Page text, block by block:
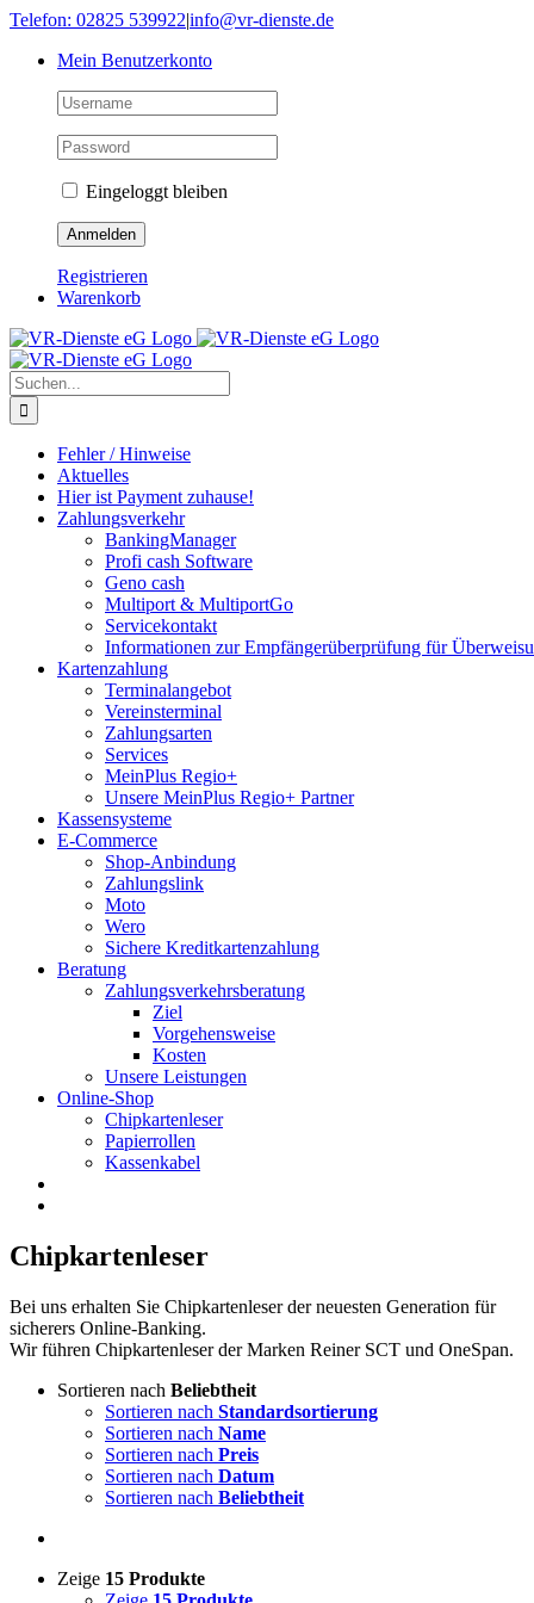
Skip
content
Telefon: 02825 539922|info@vr-dienste.de
Mein Benutzerkonto
Eingeloggt bleiben
Registrieren
Warenkorb
Suche
nach:
Fehler / Hinweise
Aktuelles
Hier ist Payment zuhause!
Zahlungsverkehr
BankingManager
Profi cash Software
Geno cash
Multiport & MultiportGo
Servicekontakt
Informationen zur Empfängerüberprüfung für
Kartenzahlung
Terminalangebot
Vereinsterminal
Zahlungsarten
Services
MeinPlus Regio+
Unsere MeinPlus Regio+ Partner
Kassensysteme
E-Commerce
Shop-Anbindung
Zahlungslink
Moto
Wero
Sichere Kreditkartenzahlung
Beratung
Zahlungsverkehrsberatung
Ziel
Vorgehensweise
Kosten
Unsere Leistungen
Online-Shop
Chipkartenleser
Papierrollen
Kassenkabel
Chipkartenleser
Bei uns erhalten Sie Chipkartenleser der neuesten Generation für
sicherers Online-Banking.
Wir führen Chipkartenleser der Marken Reiner SCT und OneSpan.
Sortieren nach Beliebtheit
Sortieren nach Standardsortierung
Sortieren nach Name
Sortieren nach Preis
Sortieren nach Datum
Sortieren nach Beliebtheit
Zeige 15 Produkte